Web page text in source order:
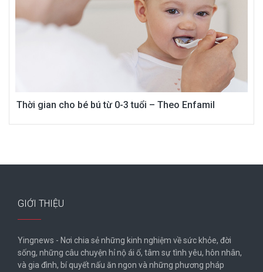
Thời gian cho bé bú từ 0-3 tuổi – Theo Enfamil
GIỚI THIỆU
Yingnews - Nơi chia sẻ những kinh nghiệm về sức khỏe, đời
sống, những câu chuyện hỉ nộ ái ố, tâm sự tình yêu, hôn nhân,
và gia đình, bí quyết nấu ăn ngon và những phương pháp